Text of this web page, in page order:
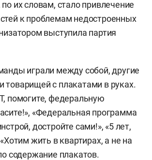
их словам, стало привлечение
к проблемам недостроенных
выступила партия
играли между собой, другие
товарищей с плакатами в руках.
помогите, федеральную
«Федеральная программа
достройте сами!», «5 лет,
жить в квартирах, а не на
содержание плакатов.